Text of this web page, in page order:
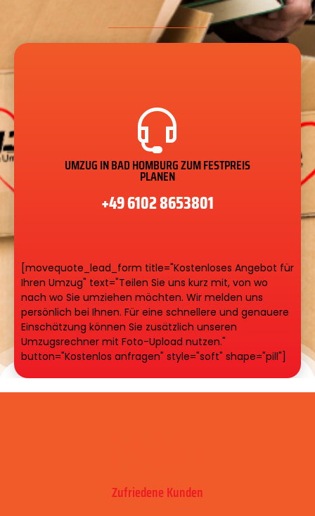
UMZUG IN BAD HOMBURG ZUM FESTPREIS
PLANEN
+49 6102 8653801
[movequote_lead_form title="Kostenloses Angebot für
Ihren Umzug" text="Teilen Sie uns kurz mit, von wo
nach wo Sie umziehen möchten. Wir melden uns
persönlich bei Ihnen. Für eine schnellere und genauere
Einschätzung können Sie zusätzlich unseren
Umzugsrechner mit Foto-Upload nutzen."
button="Kostenlos anfragen" style="soft" shape="pill"]
Zufriedene Kunden